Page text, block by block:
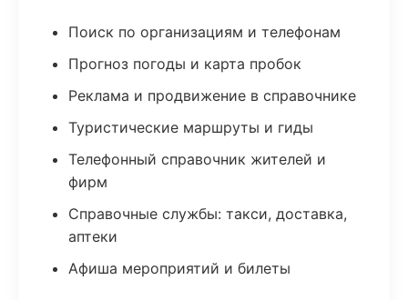
Поиск по организациям и телефонам
Прогноз погоды и карта пробок
Реклама и продвижение в справочнике
Туристические маршруты и гиды
Телефонный справочник жителей и
фирм
Справочные службы: такси, доставка,
аптеки
Афиша мероприятий и билеты